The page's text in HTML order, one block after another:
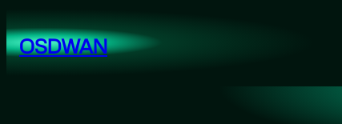
至
内OSDWAN